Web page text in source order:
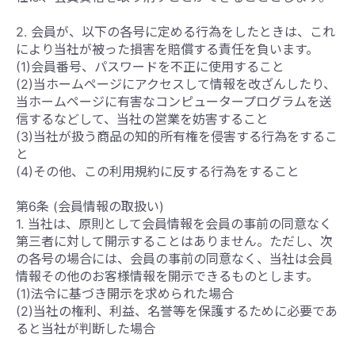
2. 会員が、以下の各号に定める行為をしたときは、これ
により当社が被った損害を賠償する責任を負います。
(1)会員番号、パスワードを不正に使用すること
(2)当ホームページにアクセスして情報を改ざんしたり、
当ホームページに有害なコンピュータープログラムを送
信するなどして、当社の営業を妨害すること
(3)当社が扱う商品の知的所有権を侵害する行為をするこ
と
(4)その他、この利用規約に反する行為をすること
第6条 (会員情報の取扱い)
1. 当社は、原則として会員情報を会員の事前の同意なく
第三者に対して開示することはありません。ただし、次
の各号の場合には、会員の事前の同意なく、当社は会員
情報その他のお客様情報を開示できるものとします。
(1)法令に基づき開示を求められた場合
(2)当社の権利、利益、名誉等を保護するために必要であ
ると当社が判断した場合